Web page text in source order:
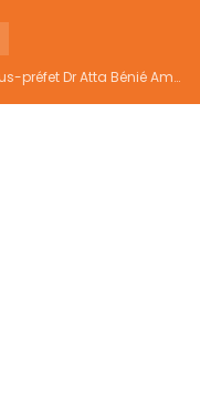
Indépendance 2026 À Yakassé-Mé: Le sous-préfet Dr Atta Bénié Amédé appelle à l’unité, à la sécurité et au développement